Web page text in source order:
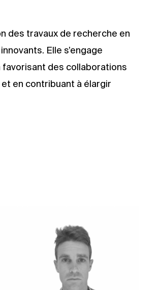
des travaux de recherche en
Elle s’engage
des collaborations
en contribuant à élargir